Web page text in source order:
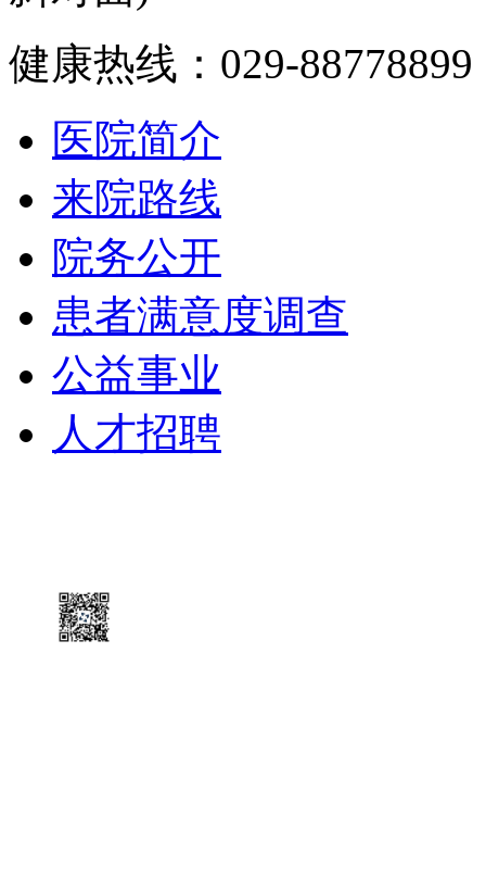
健康热线：029-88778899
医院简介
来院路线
院务公开
患者满意度调查
公益事业
人才招聘